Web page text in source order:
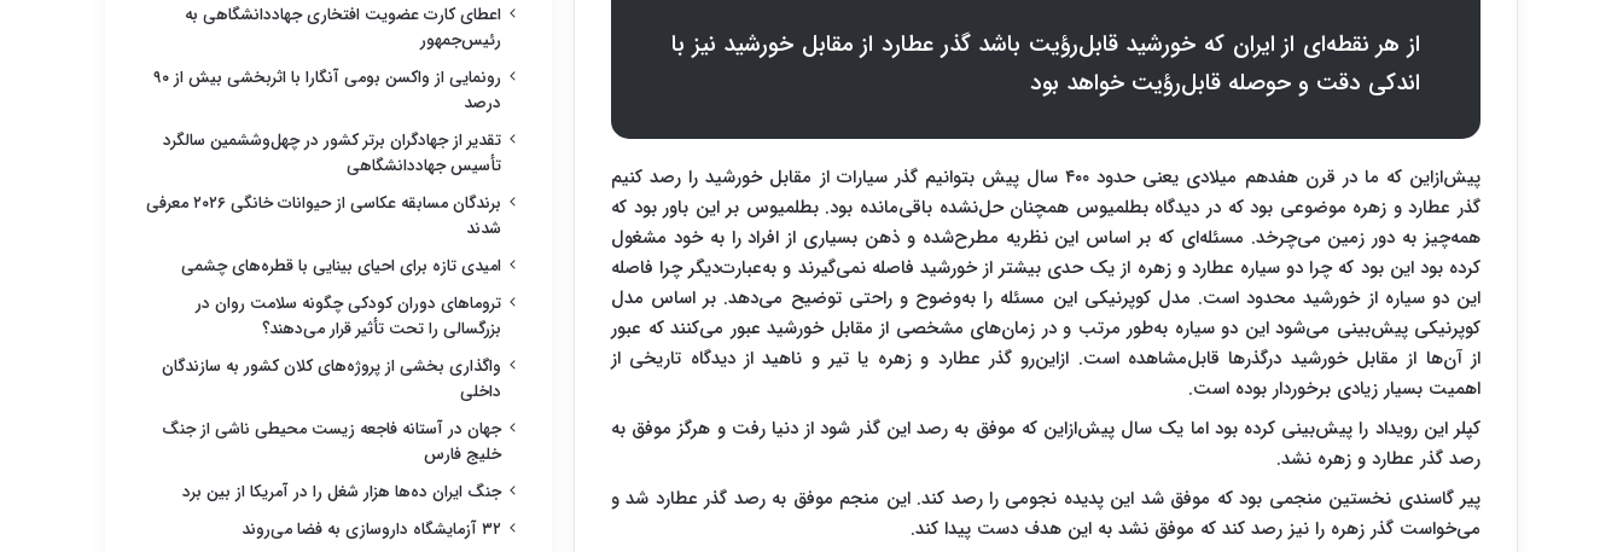
از هر نقطه‌ای از ایران که خورشید قابل‌رؤیت باشد گذر عطارد از مقابل خورشید نیز با
اندکی دقت و حوصله قابل‌رؤیت خواهد بود
پیش‌ازاین که ما در قرن هفدهم میلادی یعنی حدود ۴۰۰ سال پیش بتوانیم گذر سیارات از مقابل خورشید را رصد کنیم
گذر عطارد و زهره موضوعی بود که در دیدگاه بطلمیوس همچنان حل‌نشده باقی‌مانده بود. بطلمیوس بر این باور بود که
همه‌چیز به دور زمین می‌چرخد. مسئله‌ای که بر اساس این نظریه مطرح‌شده و ذهن بسیاری از افراد را به خود مشغول
کرده بود این بود که چرا دو سیاره عطارد و زهره از یک حدی بیشتر از خورشید فاصله نمی‌گیرند و به‌عبارت‌دیگر چرا فاصله
این دو سیاره از خورشید محدود است. مدل کوپرنیکی این مسئله را به‌وضوح و راحتی توضیح می‌دهد. بر اساس مدل
کوپرنیکی پیش‌بینی می‌شود این دو سیاره به‌طور مرتب و در زمان‌های مشخصی از مقابل خورشید عبور می‌کنند که عبور
از آن‌ها از مقابل خورشید درگذرها قابل‌مشاهده است. ازاین‌رو گذر عطارد و زهره یا تیر و ناهید از دیدگاه تاریخی از
اهمیت بسیار زیادی برخوردار بوده است.
کپلر این رویداد را پیش‌بینی کرده بود اما یک سال پیش‌ازاین که موفق به رصد این گذر شود از دنیا رفت و هرگز موفق به
رصد گذر عطارد و زهره نشد.
پیر گاسندی نخستین منجمی بود که موفق شد این پدیده نجومی را رصد کند. این منجم موفق به رصد گذر عطارد شد و
می‌خواست گذر زهره را نیز رصد کند که موفق نشد به این هدف دست پیدا کند.
اعطای کارت عضویت افتخاری جهاددانشگاهی به
رئیس‌جمهور
رونمایی از واکسن بومی آنگارا با اثربخشی بیش از ۹۰
درصد
تقدیر از جهادگران برتر کشور در چهل‌وششمین سالگرد
تأسیس جهاددانشگاهی
برندگان مسابقه عکاسی از حیوانات خانگی ۲۰۲۶ معرفی
شدند
امیدی تازه برای احیای بینایی با قطره‌های چشمی
تروماهای دوران کودکی چگونه سلامت روان در
بزرگسالی را تحت تأثیر قرار می‌دهند؟
واگذاری بخشی از پروژه‌های کلان کشور به سازندگان
داخلی
جهان در آستانه فاجعه زیست محیطی ناشی از جنگ
خلیج فارس
جنگ ایران ده‌ها هزار شغل را در آمریکا از بین برد
۳۲ آزمایشگاه داروسازی به فضا می‌روند